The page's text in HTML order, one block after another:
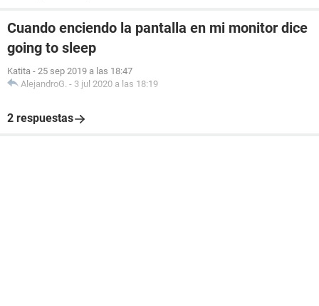
Cuando enciendo la pantalla en mi monitor dice
going to sleep
Katita - 25 sep 2019 a las 18:47
AlejandroG. - 3 jul 2020 a las 18:19
2 respuestas